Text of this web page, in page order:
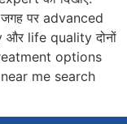
पर advanced
life quality दोनों
options
me search